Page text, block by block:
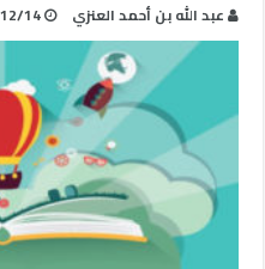
عبد الله بن أحمد العنزي 14